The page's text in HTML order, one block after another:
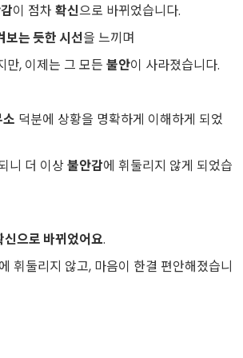
이 점차 확신으로 바뀌었습니다.
보는 듯한 시선을 느끼며
만, 이제는 그 모든 불안이 사라졌습니다.
덕분에 상황을 명확하게 이해하게 되었
니 더 이상불안감에 휘둘리지 않게 되었습
신으로 바뀌었어요.
에 휘둘리지 않고, 마음이 한결 편안해졌습니